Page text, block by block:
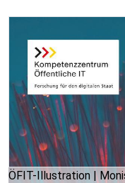
ÖFIT-Illustration |